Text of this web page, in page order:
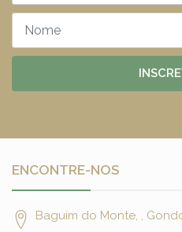
ENCONTRE-NOS
Baguim do Monte, ,